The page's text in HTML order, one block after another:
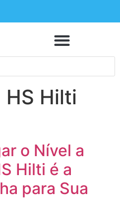
HS Hilti
o Nível a
Hilti é a
para Sua